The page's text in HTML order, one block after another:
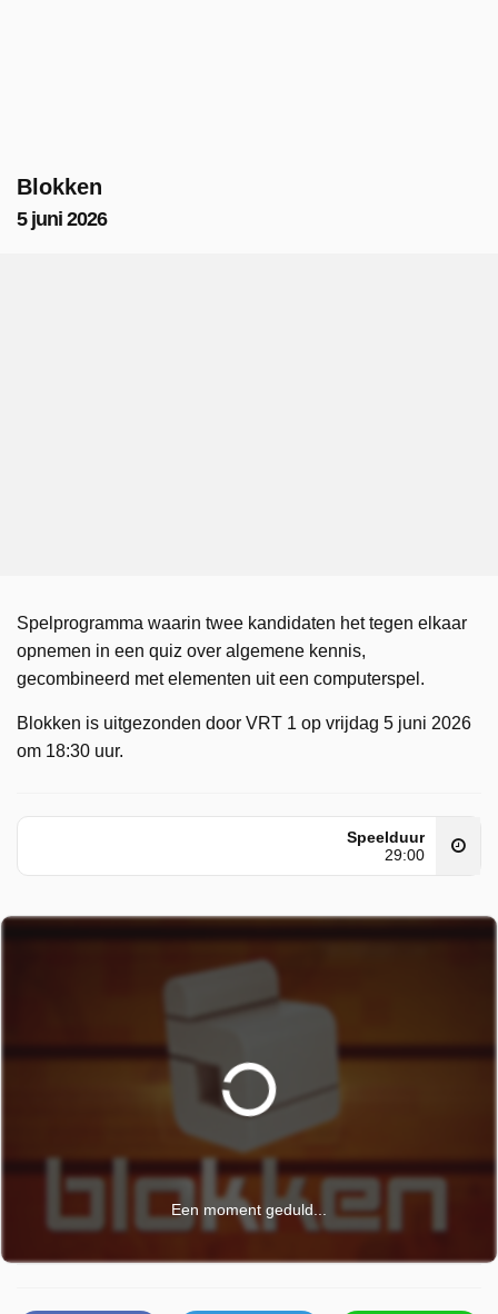
Blokken
5 juni 2026
Spelprogramma waarin twee kandidaten het tegen elkaar
opnemen in een quiz over algemene kennis,
gecombineerd met elementen uit een computerspel.
Blokken is uitgezonden door VRT 1 op vrijdag 5 juni 2026
om 18:30 uur.
Speelduur
29:00
Een moment geduld...